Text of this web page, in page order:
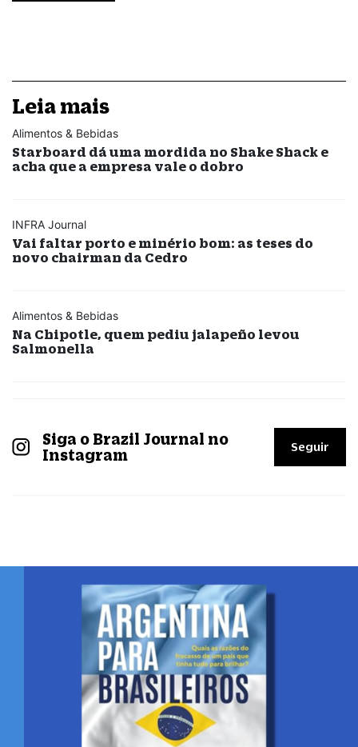
Leia mais
Alimentos & Bebidas
Starboard dá uma mordida no Shake Shack e
acha que a empresa vale o dobro
INFRA Journal
Vai faltar porto e minério bom: as teses do
novo chairman da Cedro
Alimentos & Bebidas
Na Chipotle, quem pediu jalapeño levou
Salmonella
Siga o Brazil Journal no
Instagram
Seguir